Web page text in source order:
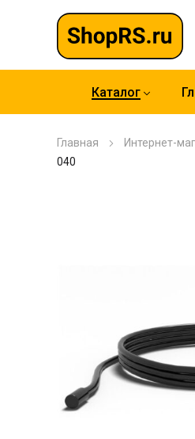
Каталог
Главная Интернет-
040